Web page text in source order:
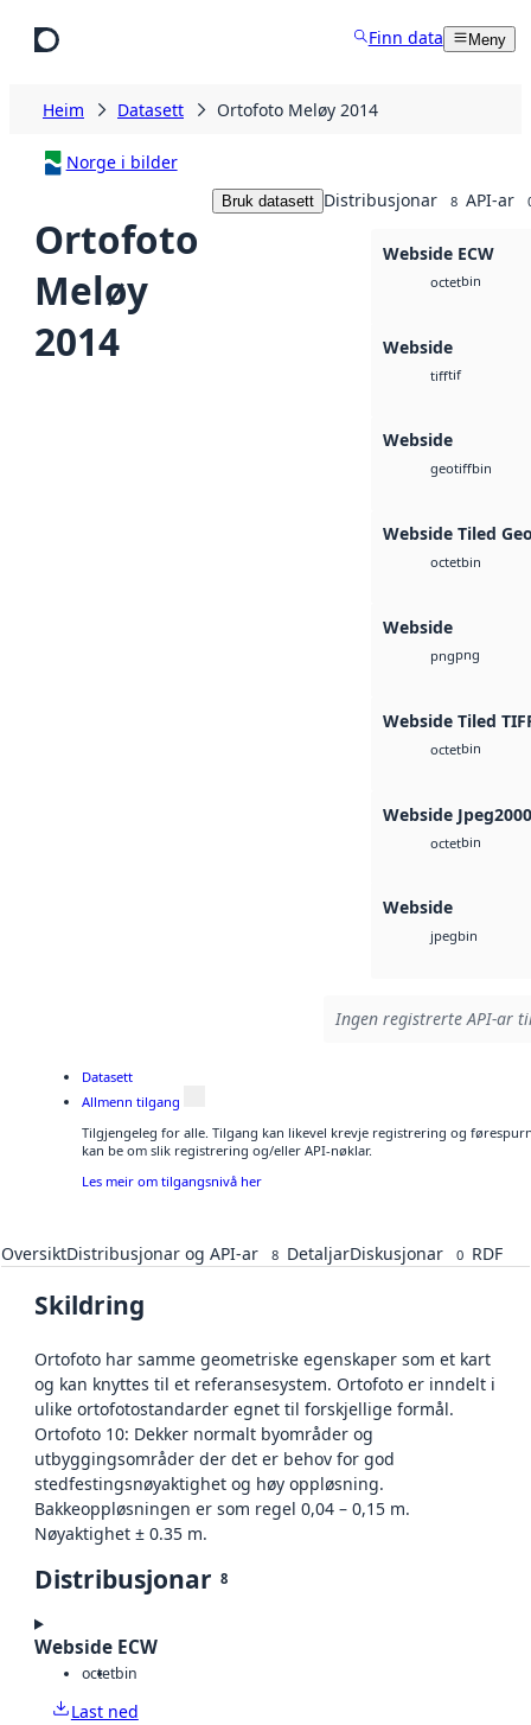
Finn data Meny
Heim Datasett Ortofoto Meløy 2014
Norge i bilder
Ortofoto
Meløy
2014
Bruk datasett Distribusjonar 8 API-ar
Webside ECW
octetbin
Webside
tifftif
Webside
geotiffbin
Webside Tiled
octetbin
Webside
pngpng
Webside Tiled
octetbin
Webside Jpeg2000
octetbin
Webside
jpegbin
Ingen registrerte API-ar
Datasett
Allmenn tilgang
Tilgjengeleg for alle. Tilgang kan likevel krevje registrering og
kan be om slik registrering og/eller API-nøklar.
Les meir om tilgangsnivå her
OversiktDistribusjonar og API-ar 8 DetaljarDiskusjonar 0 RDF
Skildring
Ortofoto har samme geometriske egenskaper som et kart
og kan knyttes til et referansesystem. Ortofoto er inndelt i
ulike ortofotostandarder egnet til forskjellige formål.
Ortofoto 10: Dekker normalt byområder og
utbyggingsområder der det er behov for god
stedfestingsnøyaktighet og høy oppløsning.
Bakkeoppløsningen er som regel 0,04 – 0,15 m.
Nøyaktighet ± 0.35 m.
Distribusjonar 8
Webside ECW
octetbin
Last ned